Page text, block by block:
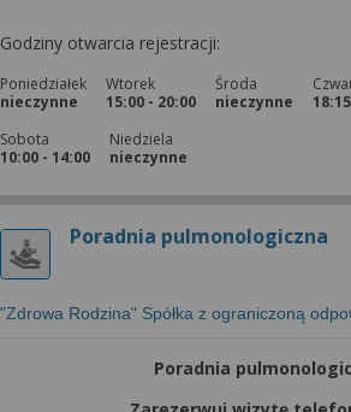
Godziny otwarcia rejestracji:
Poniedziałek
nieczynne
Wtorek
15:00 - 20:00
Środa
nieczynne
Sobota
10:00 - 14:00
Niedziela
nieczynne
Poradnia pulmonologiczna
"Zdrowa Rodzina" Spółka z ograniczoną
Poradnia